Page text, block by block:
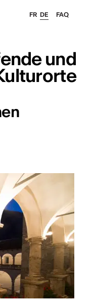
FAQ
FR DE
und